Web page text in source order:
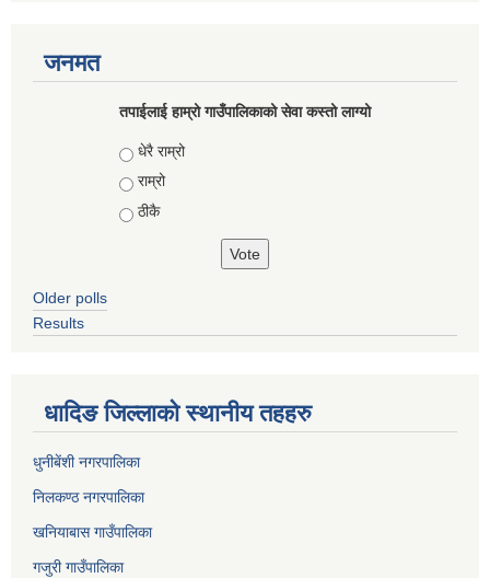
जनमत
तपाईलाई हाम्रो गाउँपालिकाको सेवा कस्तो लाग्यो
Choices
धेरै राम्रो
राम्रो
ठीकै
Older polls
Results
धादिङ जिल्लाकाे स्थानीय तहहरु
धुनीबेंशी नगरपालिका
निलकण्ठ नगरपालिका
खनियाबास गाउँपालिका
गजुरी गाउँपालिका